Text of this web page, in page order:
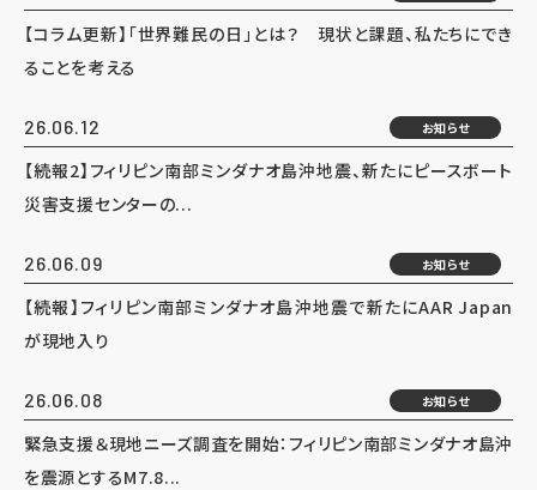
【コラム更新】「世界難民の日」とは？ 現状と課題、私たちにでき
ることを考える
26.06.12 お知らせ
【続報2】フィリピン南部ミンダナオ島沖地震、新たにピースボート
災害支援センターの...
26.06.09 お知らせ
【続報】フィリピン南部ミンダナオ島沖地震で新たにAAR Japan
が現地入り
26.06.08 お知らせ
緊急支援＆現地ニーズ調査を開始：フィリピン南部ミンダナオ島沖
を震源とするM7.8...